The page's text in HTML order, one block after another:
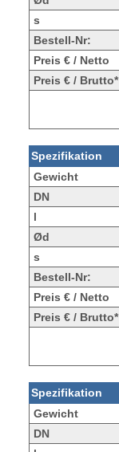
s
Bestell-Nr:
Preis € / Netto
Preis € / Brutto*
Spezifikation
Gewicht
DN
l
Ød
s
Bestell-Nr:
Preis € / Netto
Preis € / Brutto*
Spezifikation
Gewicht
DN